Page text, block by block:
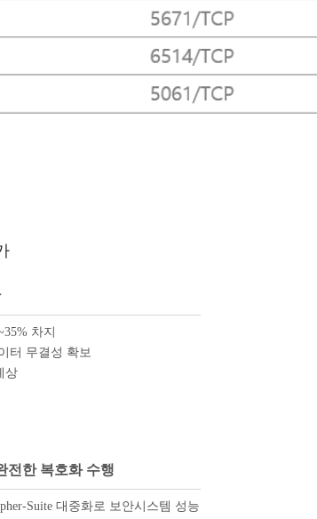
차지
터 무결성 확보
상
전한 복호화 수행
Suite 대중화로 보안시스템 성능